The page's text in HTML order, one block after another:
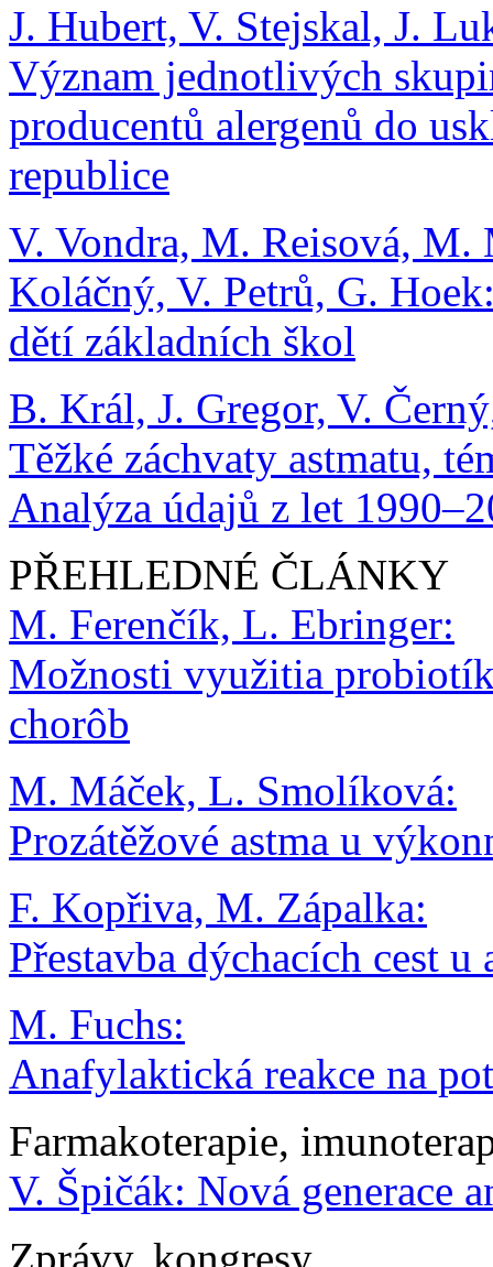
J. Hubert, V. Stejskal, J.
Význam jednotlivých
producentů alergenů do
republice
V. Vondra, M. Reisová, M.
Koláčný, V. Petrů, G.
dětí základních škol
B. Král, J. Gregor, V.
Těžké záchvaty astmatu,
Analýza údajů z let
PŘEHLEDNÉ ČLÁNKY
M. Ferenčík, L. Ebringer:
Možnosti využitia
chorôb
M. Máček, L. Smolíková:
Prozátěžové astma u
F. Kopřiva, M. Zápalka:
Přestavba dýchacích cest u
M. Fuchs:
Anafylaktická reakce na
Farmakoterapie,
V. Špičák: Nová generace
Zprávy, kongresy